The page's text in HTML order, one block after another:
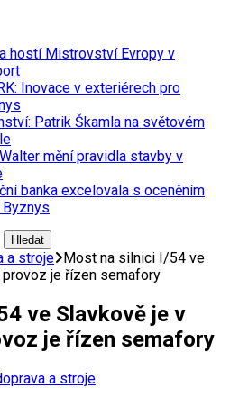
hostí Mistrovství Evropy v
Inovace v exteriérech pro
Patrik Škamla na světovém
mění pravidla stavby v
banka excelovala s oceněním
Byznys
a stroje Most na silnici I/54 ve
je řízen semafory
ve Slavkově je v
je řízen semafory
a stroje